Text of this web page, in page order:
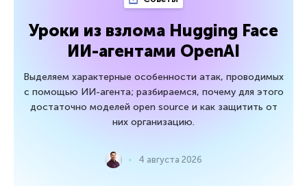
Уроки из взлома Hugging Face
ИИ-агентами OpenAI
Выделяем характерные особенности атак, проводимых
с помощью ИИ-агента; разбираемся, почему для этого
достаточно моделей open source и как защитить от
них организацию.
4 августа 2026